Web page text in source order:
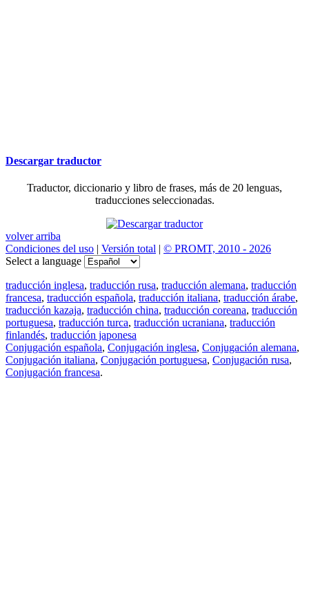
Descargar traductor
Traductor, diccionario y libro de frases, más de 20 lenguas,
traducciones seleccionadas.
volver arriba
Condiciones del uso | Versión total | © PROMT, 2010 - 2026
Select a language
traducción inglesa, traducción rusa, traducción alemana, traducción
francesa, traducción española, traducción italiana, traducción árabe,
traducción kazaja, traducción china, traducción coreana, traducción
portuguesa, traducción turca, traducción ucraniana, traducción
finlandés, traducción japonesa
Conjugación española, Conjugación inglesa, Conjugación alemana,
Conjugación italiana, Conjugación portuguesa, Conjugación rusa,
Conjugación francesa.